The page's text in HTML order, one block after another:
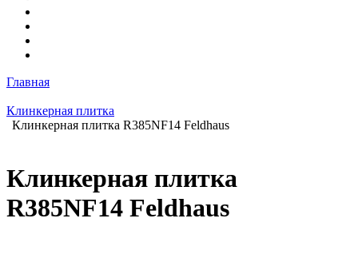
Главная
Клинкерная плитка
Клинкерная плитка R385NF14 Feldhaus
Клинкерная плитка
R385NF14 Feldhaus